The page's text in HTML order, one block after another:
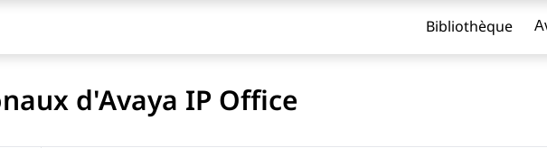
Bibliothèque
d'Avaya IP Office